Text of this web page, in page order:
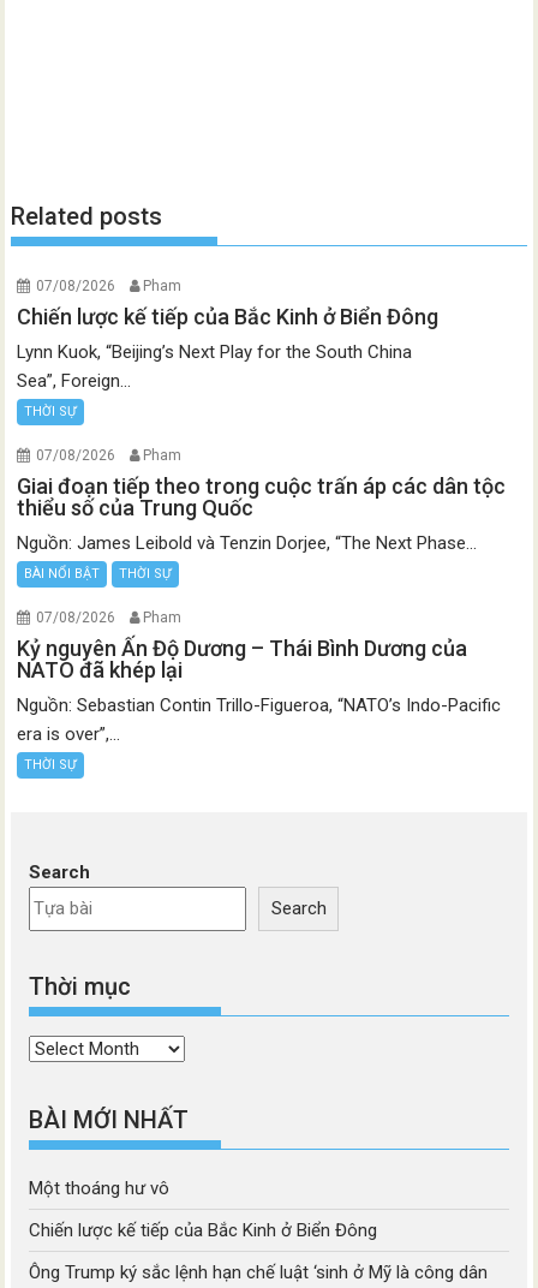
Related posts
07/08/2026 Pham
Chiến lược kế tiếp của Bắc Kinh ở Biển Đông
Lynn Kuok, “Beijing’s Next Play for the South China
Sea”, Foreign...
THỜI SỰ
07/08/2026 Pham
Giai đoạn tiếp theo trong cuộc trấn áp các dân tộc
thiểu số của Trung Quốc
Nguồn: James Leibold và Tenzin Dorjee, “The Next Phase...
BÀI NỔI BẬT THỜI SỰ
07/08/2026 Pham
Kỷ nguyên Ấn Độ Dương – Thái Bình Dương của
NATO đã khép lại
Nguồn: Sebastian Contin Trillo-Figueroa, “NATO’s Indo-Pacific
era is over”,...
THỜI SỰ
Search
Search
Thời mục
Thời
BÀI MỚI NHẤT
Một thoáng hư vô
Chiến lược kế tiếp của Bắc Kinh ở Biển Đông
Ông Trump ký sắc lệnh hạn chế luật ‘sinh ở Mỹ là công dân